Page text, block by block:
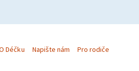
Déčku Napište nám Pro rodiče